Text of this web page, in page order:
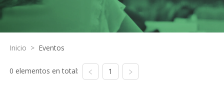
Inicio > Eventos
0 elementos en total: 1